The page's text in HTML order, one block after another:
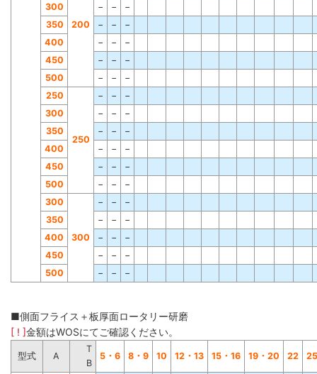
200
300
− −
−
350
− −
−
400
− −
−
450
− −
−
500
− −
−
250
250
− −
−
300
− −
−
350
− −
−
400
− −
−
450
− −
−
500
− −
−
300
300
− −
−
350
− −
−
400
− −
−
450
− −
−
500
− − −
■側面フライス＋板厚面ロータリー研磨
[ ! ]金額はWOSにてご確認ください。
型式 A
T
B
5・6 8・9 10 12・13 15・16 19・20 22 25